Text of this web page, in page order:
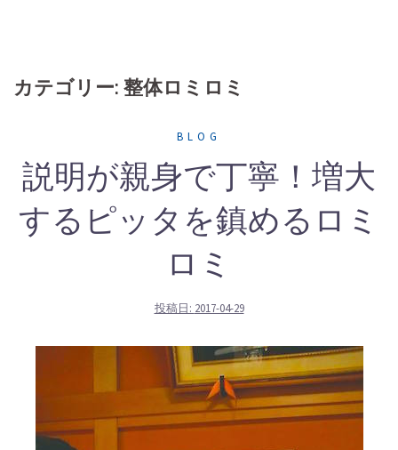
カテゴリー: 整体ロミロミ
BLOG
説明が親身で丁寧！増大
するピッタを鎮めるロミ
ロミ
投稿日: 2017-04-29